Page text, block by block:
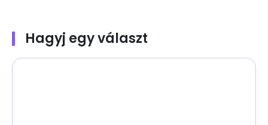
Hagyj egy választ